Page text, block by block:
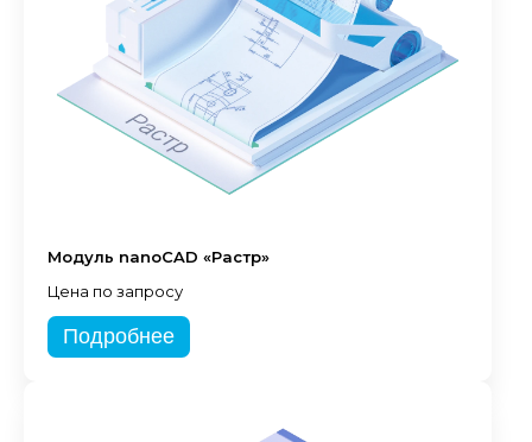
Модуль nanoCAD «Растр»
Цена по запросу
Подробнее